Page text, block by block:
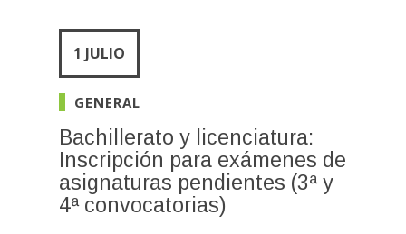
1 JULIO
GENERAL
Bachillerato y licenciatura:
Inscripción para exámenes de
asignaturas pendientes (3ª y
4ª convocatorias)